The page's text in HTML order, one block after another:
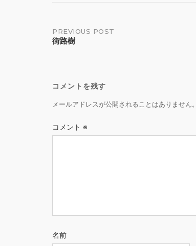
Post
PREVIOUS POST
街路樹
コメントを残す
メールアドレスが公開されることはありません。
コメント ※
名前